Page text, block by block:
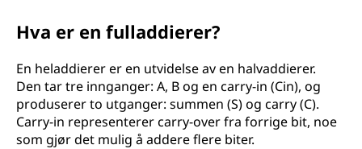
Hva er en fulladdierer?
En heladdierer er en utvidelse av en halvaddierer.
Den tar tre innganger: A, B og en carry-in (Cin), og
produserer to utganger: summen (S) og carry (C).
Carry-in representerer carry-over fra forrige bit, noe
som gjør det mulig å addere flere biter.